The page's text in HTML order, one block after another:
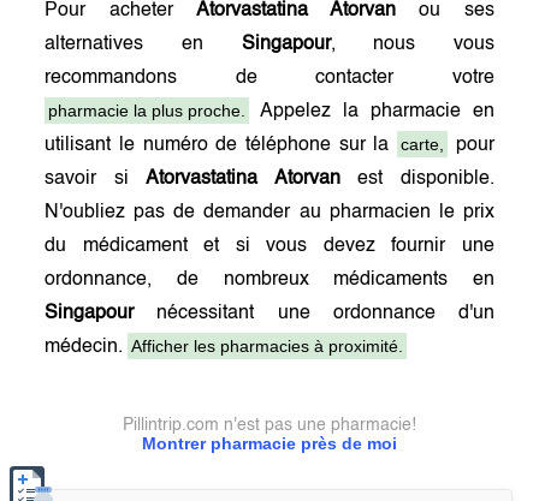
Pour acheter Atorvastatina Atorvan ou ses
alternatives en Singapour, nous vous
recommandons de contacter votre
pharmacie la plus proche.
Appelez la pharmacie en
utilisant le numéro de téléphone sur la
carte,
pour
savoir siAtorvastatina Atorvanest disponible.
N'oubliez pas de demander au pharmacien le prix
du médicament et si vous devez fournir une
ordonnance, de nombreux médicaments en
Singapournécessitant une ordonnance d'un
médecin. Afficher les pharmacies à proximité.
Montrer pharmacie près de moi
Pillintrip.com n'est pas une pharmacie!